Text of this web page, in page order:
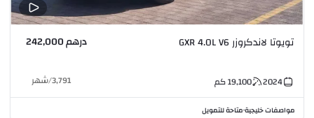
تويوتا لاندكروزر GXR 4.0L V6 درهم 242,000
2024
19,100كم 3,791
/شهر
مواصفات خليجية•متاحة للتمويل